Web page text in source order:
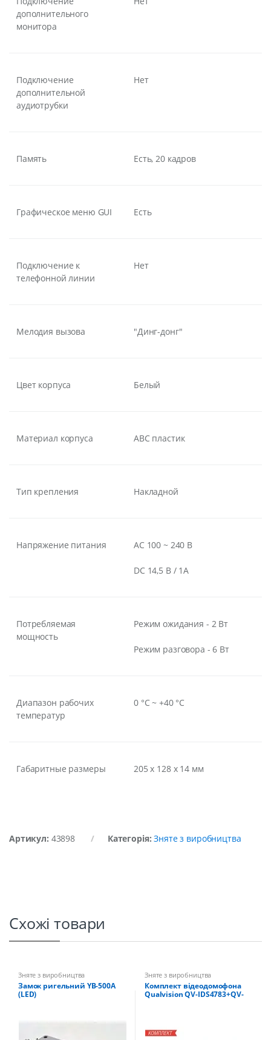
дополнительного
монитора
Подключение
дополнительной
аудиотрубки
Нет
Память Есть, 20 кадров
Графическое меню GUI Есть
Подключение к
телефонной линии
Нет
Мелодия вызова "Динг-донг"
Цвет корпуса Белый
Материал корпуса ABC пластик
Тип крепления Накладной
Напряжение питания АС 100 ~ 240 В
DC 14,5 В / 1А
Потребляемая
мощность
Режим ожидания - 2 Вт
Режим разговора - 6 Вт
Диапазон рабочих
температур
0 °С ~ +40 °С
Габаритные размеры 205 x 128 x 14 мм
Артикул: 43898 Категорія:Зняте з виробництва
Схожі товари
Зняте з виробництва
Замок ригельний YB-500A
(LED)
Зняте з виробництва
Комплект відеодомофона
Qualvision QV-IDS4783+QV-